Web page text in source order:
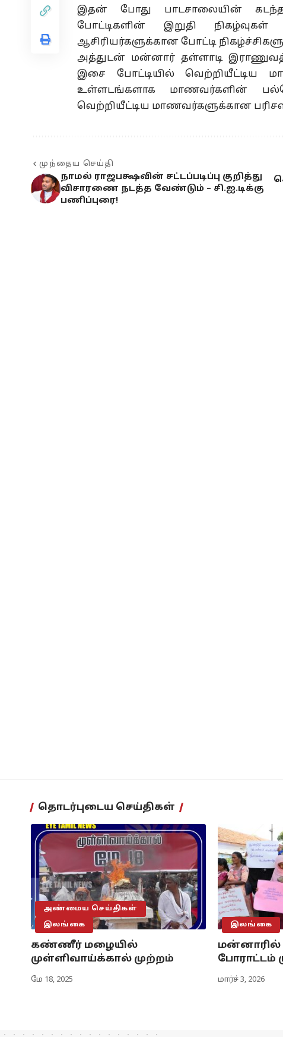
இதன் போது பாடசாலையின்
போட்டிகளின் இறுதி
ஆசிரியர்களுக்கான போட்டி
அத்துடன் மன்னார் தள்ளாடி
இசை போட்டியில் வெற்றியீட்டிய
உள்ளடங்களாக மாணவர்களின்
வெற்றியீட்டிய மாணவர்களுக்கான
முந்தைய செய்தி
நாமல் ராஜபக்ஷவின் சட்டப்படிப்பு குறித்து
விசாரணை நடத்த வேண்டும் – சி.ஐ.டிக்கு
பணிப்புரை!
தொடர்புடைய செய்திகள்
அண்மைய செய்திகள்
இலங்கை
கண்ணீர் மழையில்
முள்ளிவாய்க்கால் முற்றம்
மே 18, 2025
இலங்கை
மன்னாரில்
போராட்டம்
மார்ச் 3, 2026